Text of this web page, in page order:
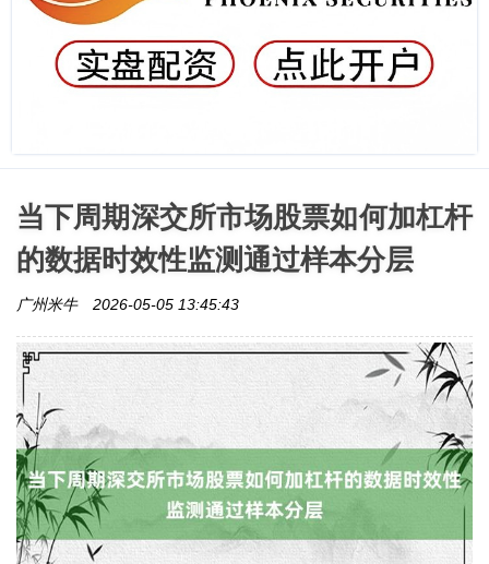
当下周期深交所市场股票如何加杠杆
的数据时效性监测通过样本分层
广州米牛 2026-05-05 13:45:43